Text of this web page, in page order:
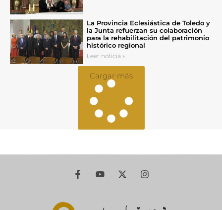
La Provincia Eclesiástica de Toledo y
la Junta refuerzan su colaboración
para la rehabilitación del patrimonio
histórico regional
Leer noticia »
Cargar más